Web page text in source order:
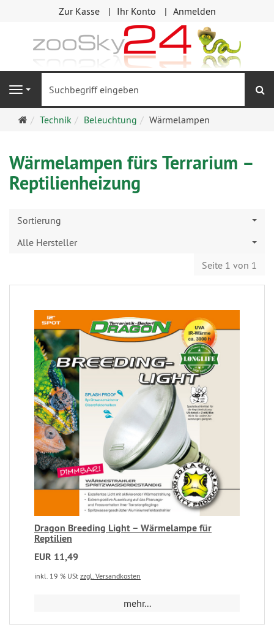
Zur Kasse Ihr Konto Anmelden
Navigation
Startseite
Technik Beleuchtung Wärmelampen
Wärmelampen fürs Terrarium –
Reptilienheizung
Sortierung
Alle Hersteller
Seite 1 von 1
Dragon Breeding Light – Wärmelampe für
Reptilien
EUR 11,49
inkl. 19 % USt zzgl. Versandkosten
mehr...